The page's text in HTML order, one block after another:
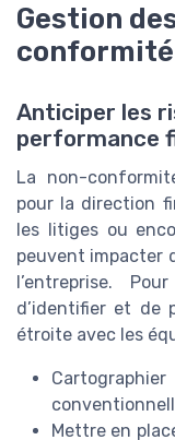
Gestion
conformité
Anticiper les
performance
La non-
pour la direction
les litiges ou
peuvent impacter
l’entreprise.
d’identifier et de
étroite avec les
Mettre en